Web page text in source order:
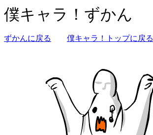
僕キャラ！ずかん
ずかんに戻る 僕キャラ！トップに戻る